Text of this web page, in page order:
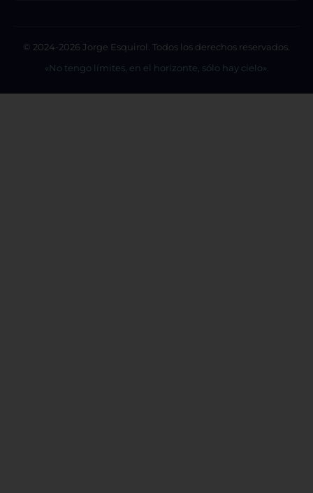
© 2024-2026 Jorge Esquirol. Todos los derechos reservados.
«No tengo límites, en el horizonte, sólo hay cielo».